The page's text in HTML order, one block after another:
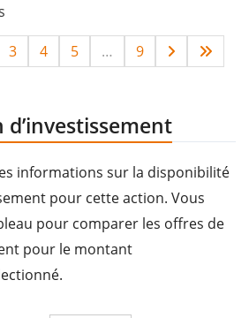
3 4 5 … 9
informations sur la disponibilité
pour cette action. Vous
pour comparer les offres de
pour le montant